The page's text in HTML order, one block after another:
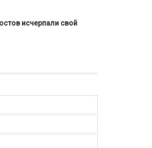
исчерпали свой